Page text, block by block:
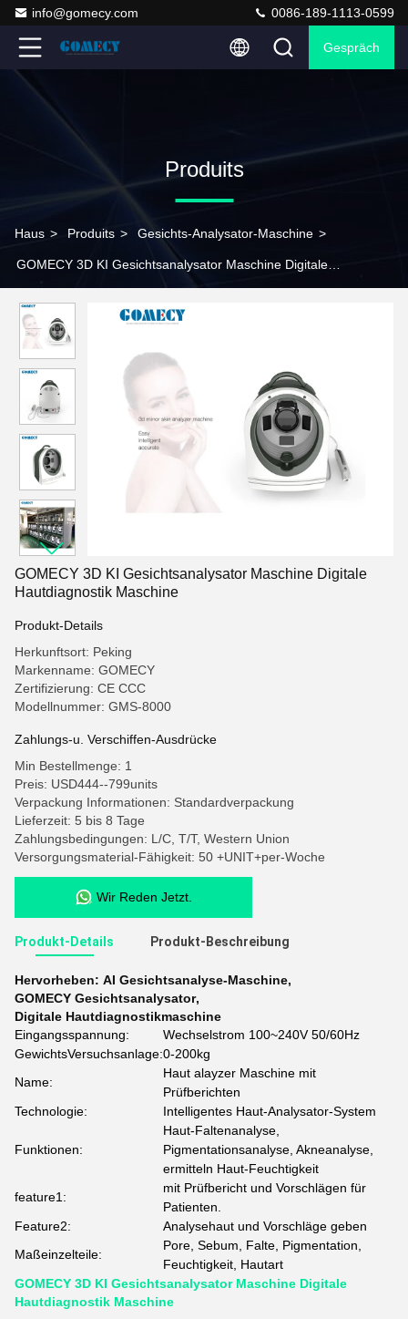
info@gomecy.com 0086-189-1113-0599
Gespräch
Produits
Haus > Produits > Gesichts-Analysator-Maschine >
GOMECY 3D KI Gesichtsanalysator Maschine Digitale
GOMECY 3D KI Gesichtsanalysator Maschine Digitale
Hautdiagnostik Maschine
Produkt-Details
Herkunftsort: Peking
Markenname: GOMECY
Zertifizierung: CE CCC
Modellnummer: GMS-8000
Zahlungs-u. Verschiffen-Ausdrücke
Min Bestellmenge: 1
Preis: USD444--799units
Verpackung Informationen: Standardverpackung
Lieferzeit: 5 bis 8 Tage
Zahlungsbedingungen: L/C, T/T, Western Union
Versorgungsmaterial-Fähigkeit: 50 +UNIT+per-Woche
Wir Reden Jetzt.
Produkt-Details Produkt-Beschreibung
Hervorheben: AI Gesichtsanalyse-Maschine,
GOMECY Gesichtsanalysator,
Digitale Hautdiagnostikmaschine
Eingangsspannung:
Wechselstrom 100~240V 50/60Hz
GewichtsVersuchsanlage:0-200kg
Name:
Haut alayzer Maschine mit
Prüfberichten
Technologie:
Intelligentes Haut-Analysator-System
Funktionen:
Haut-Faltenanalyse,
Pigmentationsanalyse, Akneanalyse,
ermitteln Haut-Feuchtigkeit
feature1:
mit Prüfbericht und Vorschlägen für
Patienten.
Feature2:
Analysehaut und Vorschläge geben
Maßeinzelteile:
Pore, Sebum, Falte, Pigmentation,
Feuchtigkeit, Hautart
GOMECY 3D KI Gesichtsanalysator Maschine Digitale
Hautdiagnostik Maschine